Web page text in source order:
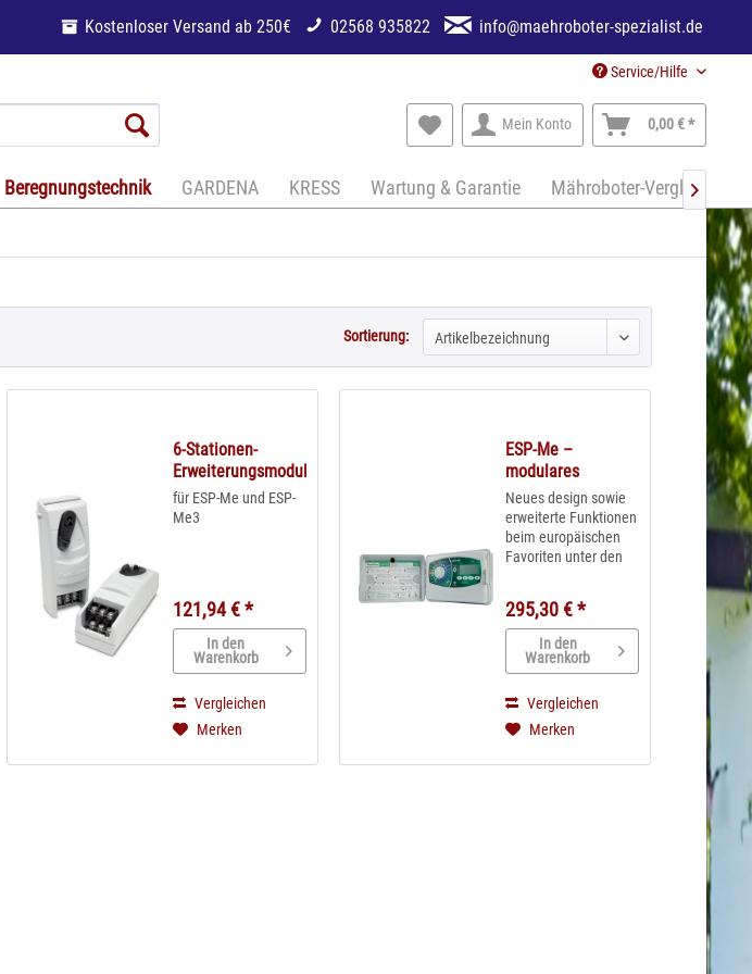
Kostenloser Versand ab 250€ 02568 935822 info@maehroboter-spezialist.de
Service/Hilfe
Mein Konto 0,00 € *
Beregnungstechnik GARDENA KRESS Wartung & Garantie Mähroboter-Vergleich

Sortierung:
6-Stationen-
Erweiterungsmodul
für ESP-Me und ESP-
Me3
121,94 € *
In den
Warenkorb
Vergleichen
Merken
ESP-Me –
modulares
Steuergerät 4
Stationen _...
Neues design sowie
erweiterte Funktionen
beim europäischen
Favoriten unter den
Programmbasierte
Planung–4
individuelle Programme
mit unabhängigen
Startzeiten
je Programm;
insgesamt 24
295,30 € *
In den
Warenkorb
Vergleichen
Merken